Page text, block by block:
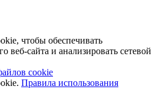
чтобы обеспечивать
веб-сайта и анализировать сетевой
cookie
Правила использования